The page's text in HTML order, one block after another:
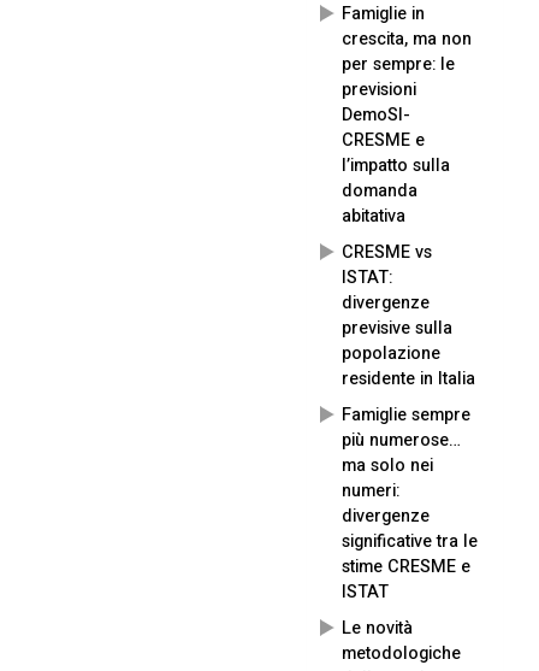
Famiglie in
crescita, ma non
per sempre: le
previsioni
DemoSI-
CRESME e
l’impatto sulla
domanda
abitativa
CRESME vs
ISTAT:
divergenze
previsive sulla
popolazione
residente in Italia
Famiglie sempre
più numerose…
ma solo nei
numeri:
divergenze
significative tra le
stime CRESME e
ISTAT
Le novità
metodologiche